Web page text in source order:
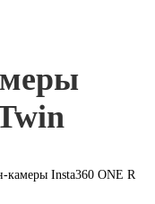
камеры Insta360 ONE R